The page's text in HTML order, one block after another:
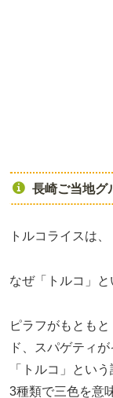
長崎ご当地
トルコライスは
なぜ「トルコ」と
ピラフがもとも
ド、スパゲティ
「トルコ」とい
3種類で三色を意